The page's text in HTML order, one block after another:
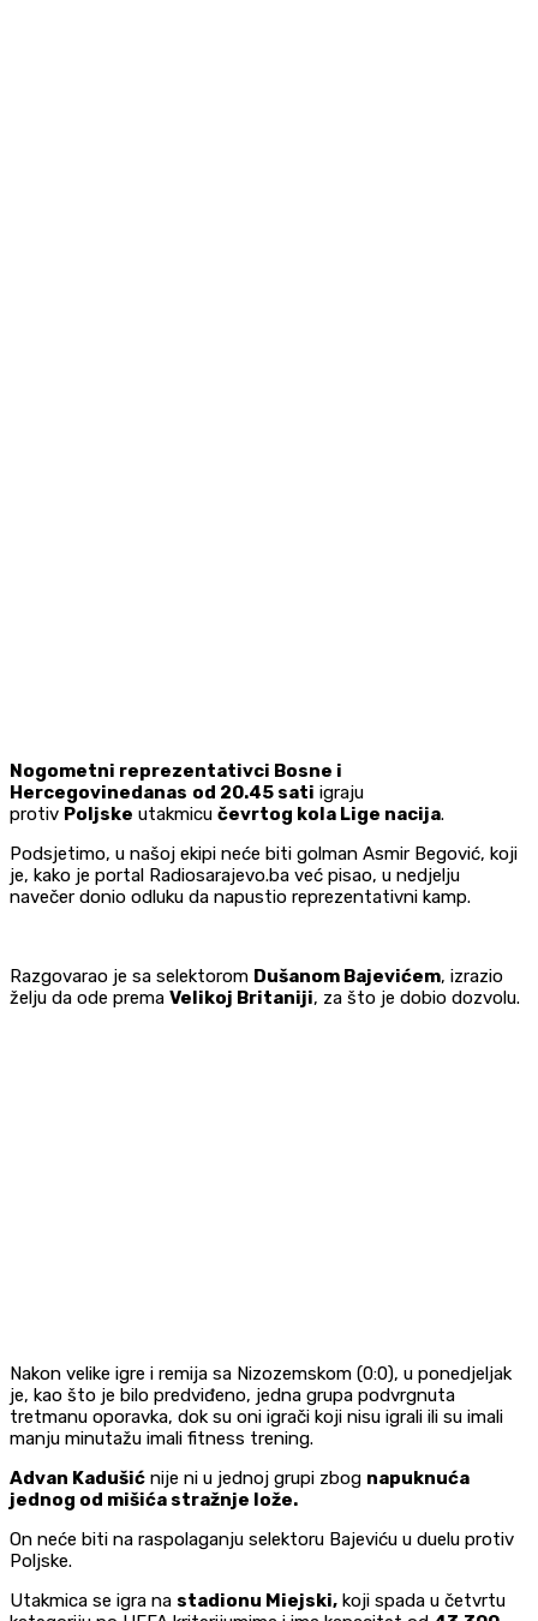
Nogometni reprezentativci Bosne i
Hercegovinedanas od 20.45 sati igraju
protiv Poljske utakmicu čevrtog kola Lige nacija.
Podsjetimo, u našoj ekipi neće biti golman Asmir Begović, koji
je, kako je portal Radiosarajevo.ba već pisao, u nedjelju
navečer donio odluku da napustio reprezentativni kamp.
Razgovarao je sa selektorom Dušanom Bajevićem, izrazio
želju da ode prema Velikoj Britaniji, za što je dobio dozvolu.
Nakon velike igre i remija sa Nizozemskom (0:0), u ponedjeljak
je, kao što je bilo predviđeno, jedna grupa podvrgnuta
tretmanu oporavka, dok su oni igrači koji nisu igrali ili su imali
manju minutažu imali fitness trening.
Advan Kadušić nije ni u jednoj grupi zbog napuknuća
jednog od mišića stražnje lože.
On neće biti na raspolaganju selektoru Bajeviću u duelu protiv
Poljske.
Utakmica se igra na stadionu Miejski, koji spada u četvrtu